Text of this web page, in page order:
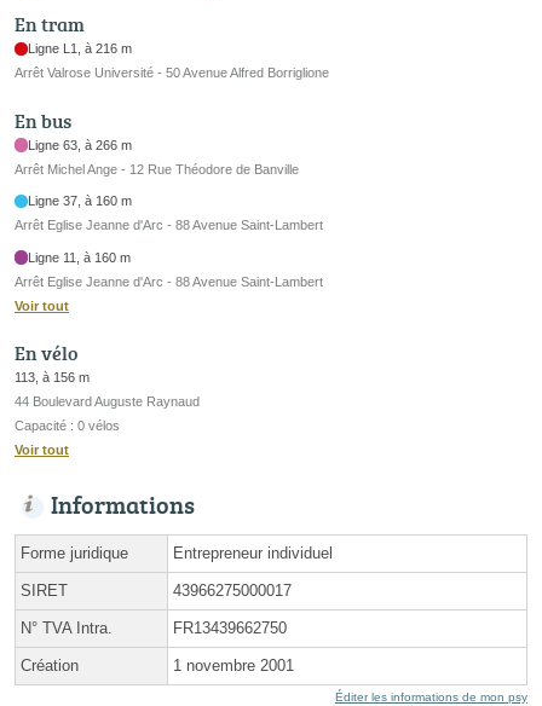
En tram
Ligne L1, à 216 m
Arrêt Valrose Université - 50 Avenue Alfred Borriglione
En bus
Ligne 63, à 266 m
Arrêt Michel Ange - 12 Rue Théodore de Banville
Ligne 37, à 160 m
Arrêt Eglise Jeanne d'Arc - 88 Avenue Saint-Lambert
Ligne 11, à 160 m
Arrêt Eglise Jeanne d'Arc - 88 Avenue Saint-Lambert
Voir tout
En vélo
113, à 156 m
44 Boulevard Auguste Raynaud
Capacité : 0 vélos
Voir tout
Informations
Forme juridique Entrepreneur individuel
SIRET 43966275000017
N° TVA Intra. FR13439662750
Création 1 novembre 2001
Éditer les informations de mon psy